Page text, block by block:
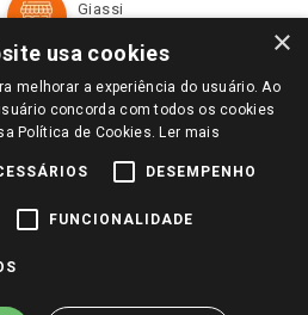
Giassi
×
usa cookies
melhorar a experiência do usuário. Ao
concorda com todos os cookies
Política de Cookies. Ler mais
DESEMPENHO
FUNCIONALIDADE